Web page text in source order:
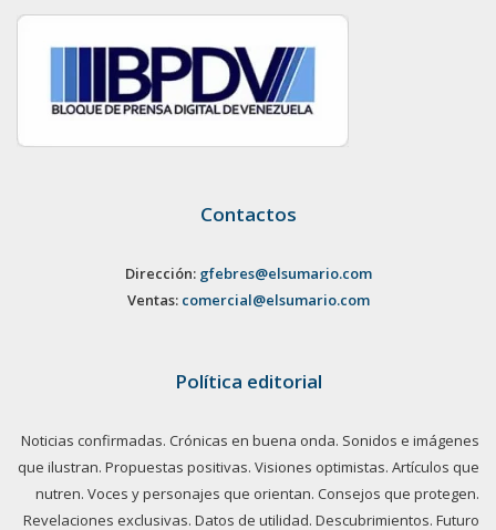
Contactos
Dirección: gfebres@elsumario.com
Ventas: comercial@elsumario.com
Política editorial
Noticias confirmadas. Crónicas en buena onda. Sonidos e imágenes
que ilustran. Propuestas positivas. Visiones optimistas. Artículos que
nutren. Voces y personajes que orientan. Consejos que protegen.
Revelaciones exclusivas. Datos de utilidad. Descubrimientos. Futuro